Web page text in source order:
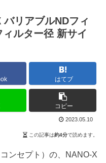
リアブルNDフィ
ルター径 新サイ
はてブ
コピー
2023.05.10
この記事は約4分で読めます。
ンセプト）の、NANO-X